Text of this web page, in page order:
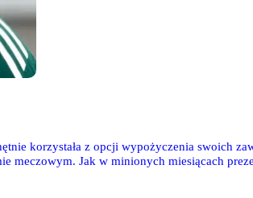
korzystała z opcji wypożyczenia swoich
meczowym. Jak w minionych miesiącach